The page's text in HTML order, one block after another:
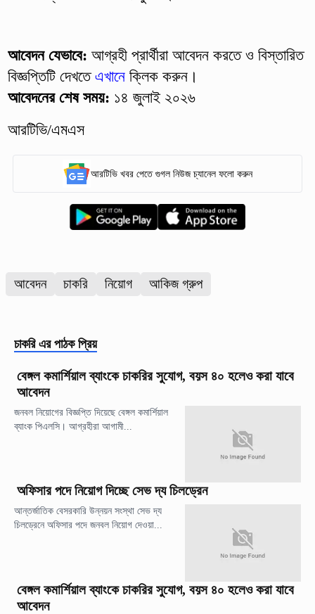
আবেদন যেভাবে: আগ্রহী প্রার্থীরা আবেদন করতে ও বিস্তারিত
বিজ্ঞপ্তিটি দেখতেএখানেক্লিক করুন।
আবেদনের শেষ সময়: ১৪ জুলাই ২০২৬
আরটিভি/এমএস
আরটিভি খবর পেতে গুগল নিউজ চ্যানেল ফলো করুন
আবেদন চাকরি নিয়োগ আকিজ গ্রুপ
চাকরি এর পাঠক প্রিয়
বেঙ্গল কমার্শিয়াল ব্যাংকে চাকরির সুযোগ, বয়স ৪০ হলেও করা যাবে
আবেদন
জনবল নিয়োগের বিজ্ঞপ্তি দিয়েছে বেঙ্গল কমার্শিয়াল
ব্যাংক পিএলসি। আগ্রহীরা আগামী...
অফিসার পদে নিয়োগ দিচ্ছে সেভ দ্য চিলড্রেন
আন্তর্জাতিক বেসরকারি উন্নয়ন সংস্থা সেভ দ্য
চিলড্রেনে অফিসার পদে জনবল নিয়োগ দেওয়া...
বেঙ্গল কমার্শিয়াল ব্যাংকে চাকরির সুযোগ, বয়স ৪০ হলেও করা যাবে
আবেদন